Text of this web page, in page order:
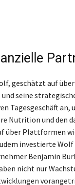
geschätzt auf
seine
Tagesgeschäft
Nutrition und den
über Plattformen
investierte
Benjamin
nicht nur